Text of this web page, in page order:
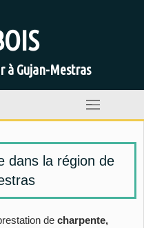
à Gujan-Mestras
dans la région de
de charpente,